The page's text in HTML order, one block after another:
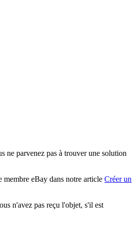
ne parvenez pas à trouver une solution
membre eBay dans notre article Créer un
n'avez pas reçu l'objet, s'il est